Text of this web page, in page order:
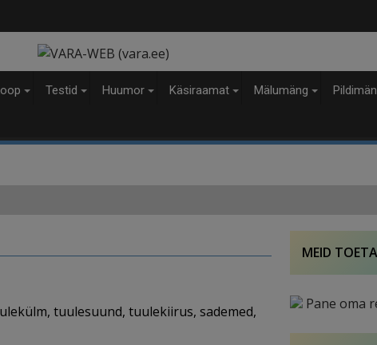
Testid Huumor Käsiraamat Mälumäng
tuulesuund, tuulekiirus, sademed,
MEID
Pane oma